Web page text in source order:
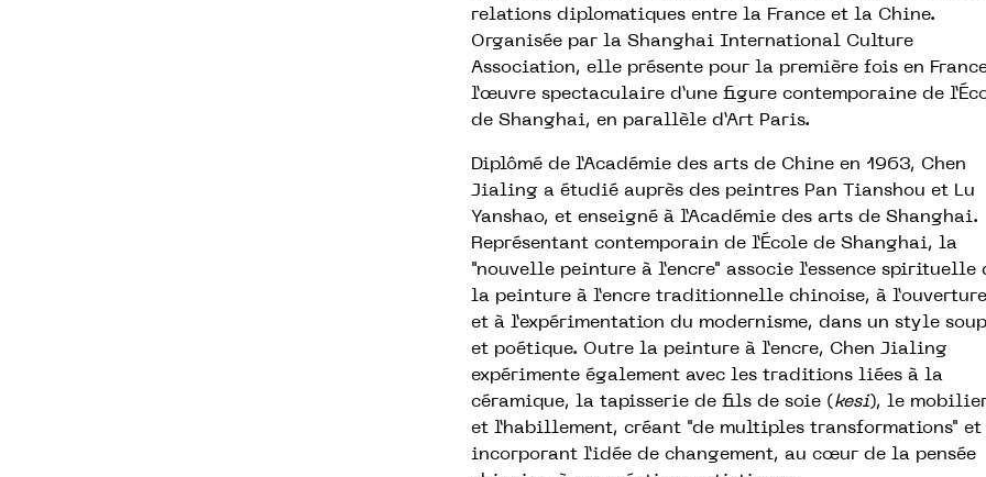
relations diplomatiques entre la France et la Chine.
Organisée par la Shanghai International Culture
Association, elle présente pour la première fois en
l’œuvre spectaculaire d’une figure contemporaine de
de Shanghai, en parallèle d’Art Paris.
Diplômé de l’Académie des arts de Chine en 1963, Chen
Jialing a étudié auprès des peintres Pan Tianshou et Lu
Yanshao, et enseigné à l’Académie des arts de Shanghai.
Représentant contemporain de l’École de Shanghai, la
"nouvelle peinture à l’encre" associe l’essence spirituelle
la peinture à l’encre traditionnelle chinoise, à l’ouverture
et à l’expérimentation du modernisme, dans un style
et poétique. Outre la peinture à l’encre, Chen Jialing
expérimente également avec les traditions liées à la
céramique, la tapisserie de fils de soie ( kesi), le
et l’habillement, créant "de multiples transformations" et
incorporant l’idée de changement, au cœur de la pensée